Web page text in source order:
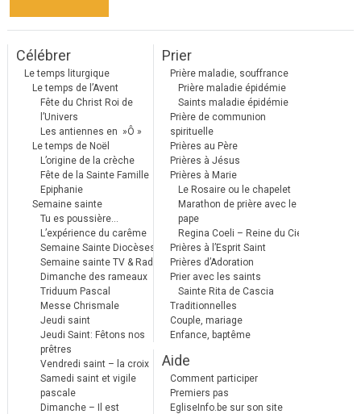
Célébrer
Le temps liturgique
Le temps de l’Avent
Fête du Christ Roi de
l’Univers
Les antiennes en »Ô »
Le temps de Noël
L’origine de la crèche
Fête de la Sainte Famille
Epiphanie
Semaine sainte
Tu es poussière…
L’expérience du carême
Semaine Sainte Diocèses
Semaine sainte TV & Radio
Dimanche des rameaux
Triduum Pascal
Messe Chrismale
Jeudi saint
Jeudi Saint: Fêtons nos
prêtres
Vendredi saint – la croix
Samedi saint et vigile
pascale
Dimanche – Il est
Prier
Prière maladie, souffrance
Prière maladie épidémie
Saints maladie épidémie
Prière de communion
spirituelle
Prières au Père
Prières à Jésus
Prières à Marie
Le Rosaire ou le chapelet
Marathon de prière avec le
pape
Regina Coeli – Reine du Ciel
Prières à l’Esprit Saint
Prières d’Adoration
Prier avec les saints
Sainte Rita de Cascia
Traditionnelles
Couple, mariage
Enfance, baptême
Aide
Comment participer
Premiers pas
EgliseInfo.be sur son site